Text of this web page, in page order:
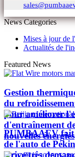
News Categories
Mises à jour de
Actualités de
Featured News
Gestion
du
pour améliorer
d'entraînement
nouvelles énergies
PUMBAAEV fait
de l'auto de
Drive très